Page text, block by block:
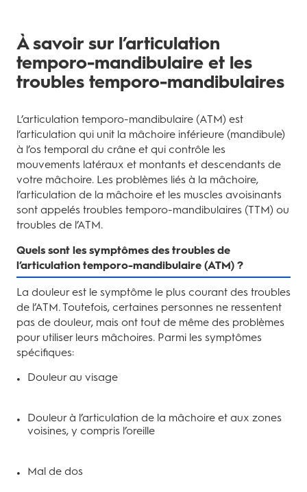
À savoir sur l’articulation
temporo-mandibulaire et les
troubles temporo-mandibulaires
L’articulation temporo-mandibulaire (ATM) est
l’articulation qui unit la mâchoire inférieure (mandibule)
à l’os temporal du crâne et qui contrôle les
mouvements latéraux et montants et descendants de
votre mâchoire. Les problèmes liés à la mâchoire,
l’articulation de la mâchoire et les muscles avoisinants
sont appelés troubles temporo-mandibulaires (TTM) ou
troubles de l’ATM.
Quels sont les symptômes des troubles de
l’articulation temporo-mandibulaire (ATM) ?
La douleur est le symptôme le plus courant des troubles
de l’ATM. Toutefois, certaines personnes ne ressentent
pas de douleur, mais ont tout de même des problèmes
pour utiliser leurs mâchoires. Parmi les symptômes
spécifiques:
Douleur au visage
Douleur à l’articulation de la mâchoire et aux zones
voisines, y compris l’oreille
Mal de dos